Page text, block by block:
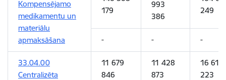
Kompensējamo
medikamentu un
materiālu
apmaksāšana
179
993
386
249
- - -
33.04.00
Centralizēta
11 679
846
11 428
873
16 610
223